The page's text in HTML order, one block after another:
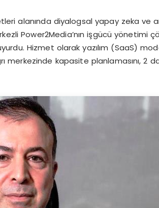
alanında diyalogsal yapay zeka ve
Power2Media’nın işgücü yönetimi
Hizmet olarak yazılım (SaaS)
merkezinde kapasite planlamasını, 2